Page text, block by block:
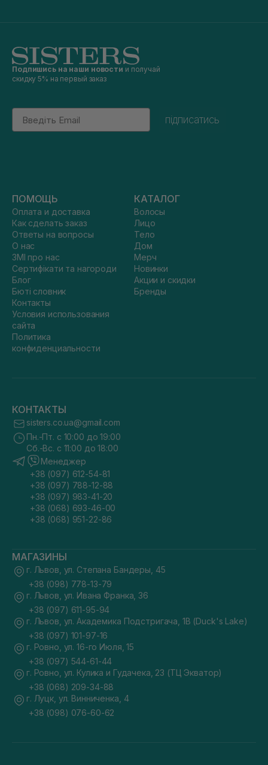
Подпишись на наши новости и получай
скидку 5% на первый заказ
Email
підписатись
ПОМОЩЬ
Оплата и доставка
Как сделать заказ
Ответы на вопросы
О нас
ЗМІ про нас
Сертифікати та нагороди
Блог
Бюті словник
Контакты
Условия использования
сайта
Политика
конфиденциальности
КАТАЛОГ
Волосы
Лицо
Тело
Дом
Мерч
Новинки
Акции и скидки
Бренды
КОНТАКТЫ
sisters.co.ua@gmail.com
Пн.-Пт. с 10:00 до 19:00
Сб.-Вс. с 11:00 до 18:00
Менеджер
+38 (097) 612-54-81
+38 (097) 788-12-88
+38 (097) 983-41-20
+38 (068) 693-46-00
+38 (068) 951-22-86
МАГАЗИНЫ
г. Львов, ул. Степана Бандеры, 45
+38 (098) 778-13-79
г. Львов, ул. Ивана Франка, 36
+38 (097) 611-95-94
г. Львов, ул. Академика Подстригача, 1В (Duck's Lake)
+38 (097) 101-97-16
г. Ровно, ул. 16-го Июля, 15
+38 (097) 544-61-44
г. Ровно, ул. Кулика и Гудачека, 23 (ТЦ Экватор)
+38 (068) 209-34-88
г. Луцк, ул. Винниченка, 4
+38 (098) 076-60-62